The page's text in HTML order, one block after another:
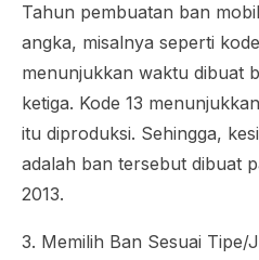
Tahun pembuatan ban
angka, misalnya seperti
menunjukkan waktu dibuat
ketiga. Kode 13
itu diproduksi. Sehingga,
adalah ban tersebut dibuat
2013.
3. Memilih Ban Sesuai Tipe/